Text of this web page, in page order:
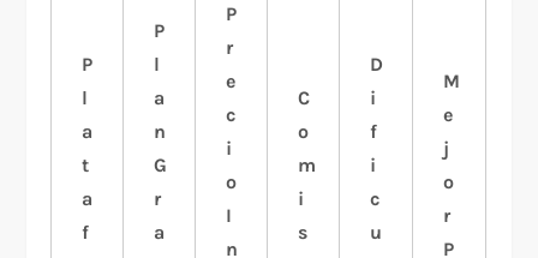
P
l
a
t
a
f
P
l
a
n
G
r
a
P
r
e
c
i
o
I
n
C
o
m
i
s
D
i
f
i
c
u
M
e
j
o
r
P